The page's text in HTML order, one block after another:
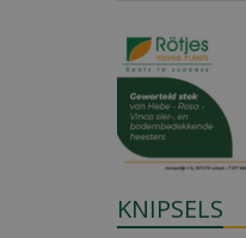
KNIPSELS